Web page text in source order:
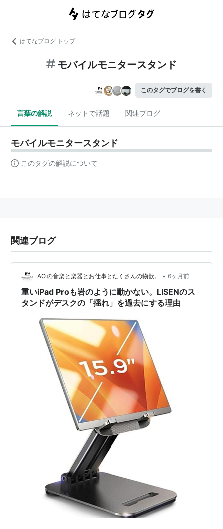
はてなブログ トップ
モバイルモニタースタンド
このタグでブログを書く
言葉の解説 ネットで話題 関連ブログ
モバイルモニタースタンド
このタグの解説について
関連ブログ
AO.の音楽と楽器とお仕事とたくさんの物欲。 • 6ヶ月前
重いiPad Proも岩のように動かない。LISENのス
タンドがデスクの「揺れ」を過去にする理由